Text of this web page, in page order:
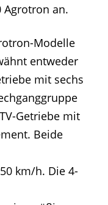
Agrotron an.
Modelle
entweder
mit sechs
Getriebe mit
Beide
km/h. Die 4-